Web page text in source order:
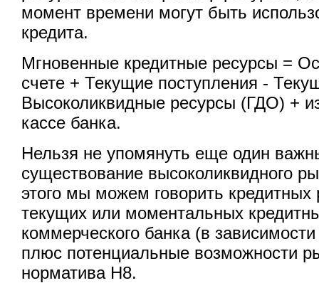
момент времени могут быть
кредита.
Мгновенные кредитные ресурсы =
счете + Текущие поступления -
Высоколиквидные ресурсы (ГДО) +
кассе банка.
Нельзя не упомянуть еще один
существование высоколиквидного
этого мы можем говорить кредитных
текущих или моментальных
коммерческого банка (в
плюс потенциальные возможности
норматива Н8.